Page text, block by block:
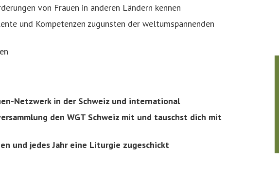
von Frauen in anderen Ländern kennen
und Kompetenzen zugunsten der weltumspannenden
Netzwerk in der Schweiz und international
den WGT Schweiz mit und tauschst dich mit
und jedes Jahr eine Liturgie zugeschickt